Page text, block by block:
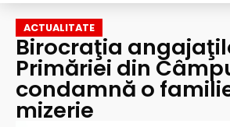
ACTUALITATE
Birocraţia
Primăriei din
condamnă o
mizerie